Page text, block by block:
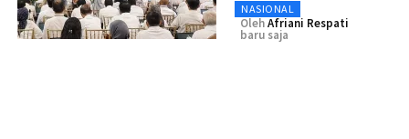
NASIONAL
OlehAfriani Respati
baru saja